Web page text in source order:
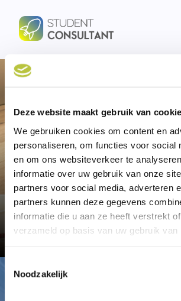
Deze website maakt gebruik van
We gebruiken cookies om content en
personaliseren, om functies voor social
en om ons websiteverkeer te
informatie over uw gebruik van onze
partners voor social media, adverteren
partners kunnen deze gegevens
informatie die u aan ze heeft verstrekt
verzameld op basis van uw gebruik van
Noodzakelijk
Cases
Home Cases